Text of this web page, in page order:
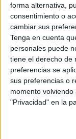
forma alternativa,
consentimiento o
cambiar sus
Tenga en cuenta
personales puede
tiene el derecho de
preferencias se
sus preferencias o
momento
"Privacidad" en la
Belleza
rutinas de
para
Dieciocho
cuidado facial,